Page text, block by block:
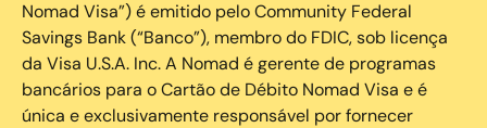
Nomad Visa”) é emitido pelo Community Federal
Savings Bank (“Banco”), membro do FDIC, sob licença
da Visa U.S.A. Inc. A Nomad é gerente de programas
bancários para o Cartão de Débito Nomad Visa e é
única e exclusivamente responsável por fornecer